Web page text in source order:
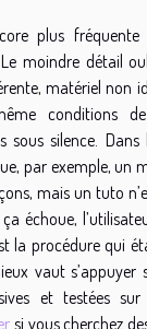
plus
moindre détail
matériel non
conditions
sous silence.
par exemple, un
mais un tuto
échoue,
la procédure qui
vaut s’appuyer
et testées
si vous cherchez